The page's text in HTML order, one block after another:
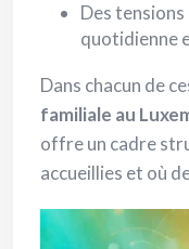
Des
quotidienne
Dans chacun de
familiale au
offre un cadre
accueillies et où